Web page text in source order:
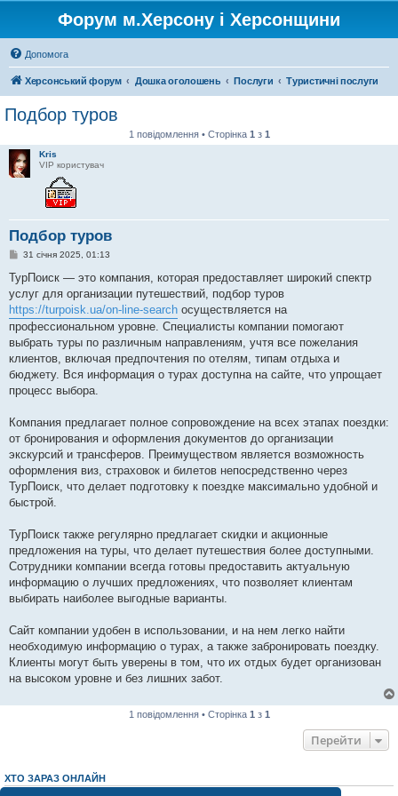
Форум м.Херсону і Херсонщини
Допомога
Херсонський форум Дошка оголошень Послуги Туристичні послуги
Подбор туров
1 повідомлення • Сторінка 1 з 1
Kris
VIP користувач
Подбор туров
П
в
д
о
м
л
е
н
н
я
31 січня 2025, 01:13
ТурПоиск — это компания, которая предоставляет широкий спектр
услуг для организации путешествий, подбор туров
https://turpoisk.ua/on-line-search осуществляется на
профессиональном уровне. Специалисты компании помогают
выбрать туры по различным направлениям, учтя все пожелания
клиентов, включая предпочтения по отелям, типам отдыха и
бюджету. Вся информация о турах доступна на сайте, что упрощает
процесс выбора.
Компания предлагает полное сопровождение на всех этапах поездки:
от бронирования и оформления документов до организации
экскурсий и трансферов. Преимуществом является возможность
оформления виз, страховок и билетов непосредственно через
ТурПоиск, что делает подготовку к поездке максимально удобной и
быстрой.
ТурПоиск также регулярно предлагает скидки и акционные
предложения на туры, что делает путешествия более доступными.
Сотрудники компании всегда готовы предоставить актуальную
информацию о лучших предложениях, что позволяет клиентам
выбирать наиболее выгодные варианты.
Сайт компании удобен в использовании, и на нем легко найти
необходимую информацию о турах, а также забронировать поездку.
Клиенты могут быть уверены в том, что их отдых будет организован
на высоком уровне и без лишних забот.
1 повідомлення • Сторінка 1 з 1
Перейти
ХТО ЗАРАЗ ОНЛАЙН